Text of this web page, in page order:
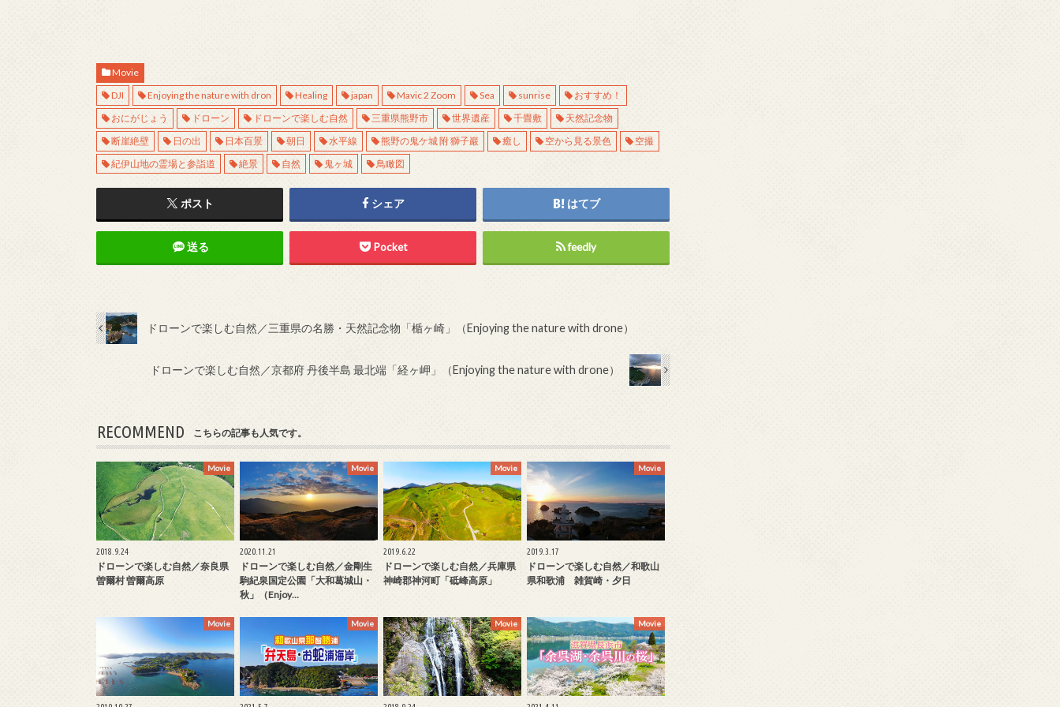
Movie
DJI
Enjoying the nature with dron Healing japan Mavic 2 Zoom Sea sunrise
おすすめ！
おにがじょう
ドローン ドローンで楽しむ自然 三重県熊野市 世界遺産 千畳敷
天然記念物
断崖絶壁
日の出 日本百景 朝日 水平線 熊野の鬼ケ城 附 獅子巖 癒し 空から見る景色
空撮
紀伊山地の霊場と参詣道
絶景 自然 鬼ヶ城 鳥瞰図
ポスト シェア はてブ
送る Pocket feedly
ドローンで楽しむ自然／三重県の名勝・天然記念物「楯ヶ崎」（Enjoying the nature with drone）
ドローンで楽しむ自然／京都府 丹後半島 最北端「経ヶ岬」（Enjoying the nature with drone）
RECOMMEND こちらの記事も人気です。
Movie
2018.9.24
ドローンで楽しむ自然／奈良県
曽爾村 曽爾高原
Movie
2020.11.21
ドローンで楽しむ自然／金剛生
駒紀泉国定公園「大和葛城山・
秋」（Enjoy…
Movie
2019.6.22
ドローンで楽しむ自然／兵庫県
神崎郡神河町「砥峰高原」
Movie
2019.3.17
ドローンで楽しむ自然／和歌山
県和歌浦 雑賀崎・夕日
Movie Movie Movie Movie